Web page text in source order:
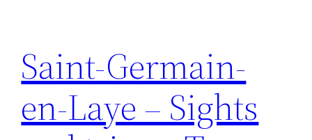
contenu
Saint-Germain-
en-Laye – Sights